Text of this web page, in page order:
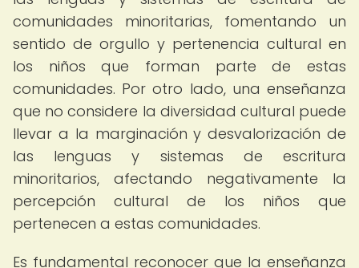
comunidades minoritarias, fomentando un
sentido de orgullo y pertenencia cultural en
los niños que forman parte de estas
comunidades. Por otro lado, una enseñanza
que no considere la diversidad cultural puede
llevar a la marginación y desvalorización de
las lenguas y sistemas de escritura
minoritarios, afectando negativamente la
percepción cultural de los niños que
pertenecen a estas comunidades.
Es fundamental reconocer que la enseñanza